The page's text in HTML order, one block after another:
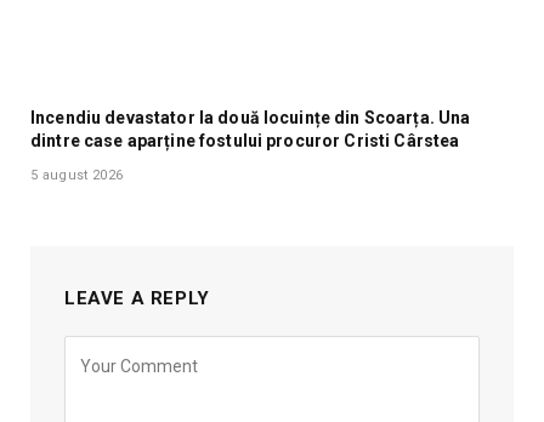
Incendiu devastator la două locuințe din Scoarța. Una
dintre case aparține fostului procuror Cristi Cârstea
5 august 2026
LEAVE A REPLY